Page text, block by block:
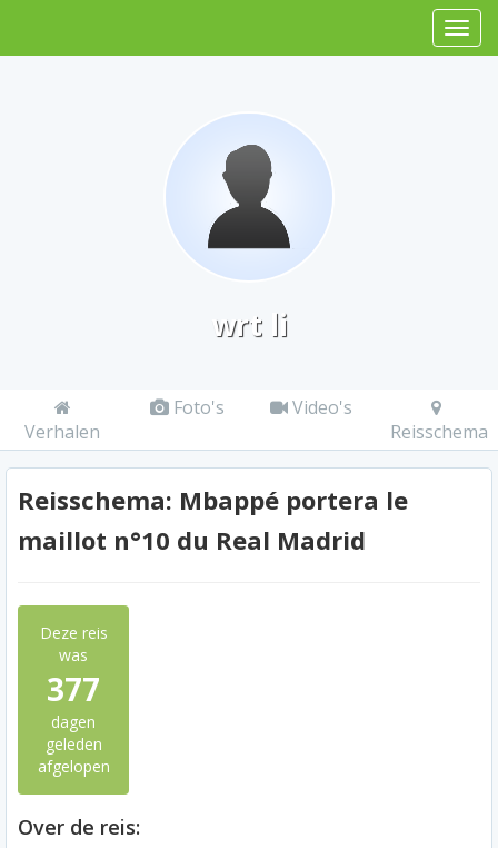
wrt li
Verhalen
Foto's
Video's
Reisschema
Reisschema: Mbappé portera le
maillot n°10 du Real Madrid
Deze reis
was
377
dagen
geleden
afgelopen
Over de reis: